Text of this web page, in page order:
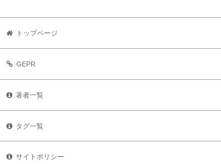
トップページ
GEPR
著者一覧
タグ一覧
サイトポリシー